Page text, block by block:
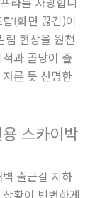
(화면 끊김)이
림 현상을 원천
과 골망이 출
른 듯 선명한
스카이박
출근길 지하
황이 빈번하게